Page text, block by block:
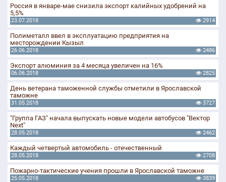
Россия в январе-мае снизила экспорт калийных удобрений на
5,5%
23.07.2018 2914
Полиметалл ввел в эксплуатацию предприятия на
месторождении Кызыл
26.06.2018 2486
Экспорт алюминия за 4 месяца увеличен на 16%
06.06.2018 2825
День ветерана таможенной службы отметили в Ярославской
таможне
31.05.2018 3727
"Группа ГАЗ" начала выпускать новые модели автобусов "Вектор
Next"
28.05.2018 2462
Каждый четвертый автомобиль - отечественный
28.05.2018 2708
Пожарно-тактические учения прошли в Ярославской таможне
25.05.2018 3839